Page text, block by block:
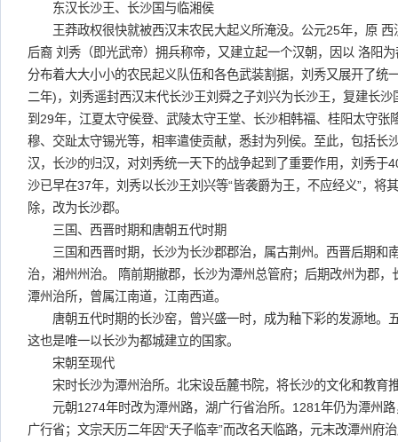
东汉长沙王、长沙国与临湘侯
王莽政权很快就被西汉末农民大起义所淹没。公元25年，原 西
后裔 刘秀（即光武帝）拥兵称帝，又建立起一个汉朝，因以 洛阳
分布着大大小小的农民起义队伍和各色武装割据，刘秀又展开了统
二年)，刘秀遥封西汉末代长沙王刘舜之子刘兴为长沙王，复建长
到29年，江夏太守侯登、武陵太守王堂、长沙相韩福、桂阳太守张
穆、交趾太守锡光等，相率遣使贡献，悉封为列侯。至此，包括长
汉，长沙的归汉，对刘秀统一天下的战争起到了重要作用，刘秀于
沙已早在37年，刘秀以长沙王刘兴等“皆袭爵为王，不应经义”，将
除，改为长沙郡。
三国、西晋时期和唐朝五代时期
三国和西晋时期，长沙为长沙郡郡治，属古荆州。西晋后期和
治，湘州州治。 隋前期撤郡，长沙为潭州总管府；后期改州为郡
潭州治所，曾属江南道，江南西道。
唐朝五代时期的长沙窑，曾兴盛一时，成为釉下彩的发源地。
这也是唯一以长沙为都城建立的国家。
宋朝至现代
宋时长沙为潭州治所。北宋设岳麓书院，将长沙的文化和教育
元朝1274年时改为潭州路，湖广行省治所。1281年仍为潭州路
广行省；文宗天历二年因“天子临幸”而改名天临路，元末改潭州府